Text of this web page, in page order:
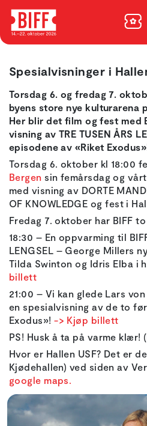
Spesialvisninger i
Torsdag 6. og fredag 7.
byens store nye kulturarena
Her blir det film og fest med
visning av TRE TUSEN ÅRS
episodene av «Riket
Torsdag 6. oktober kl 18:00
Bergen sin femårsdag og
med visning av DORTE
OF KNOWLEDGE og fest i
Fredag 7. oktober har BIFF
18:30 – En oppvarming til
LENGSEL – George Millers
Tilda Swinton og Idris Elba i
billett
21:00 – Vi kan glede Lars
en spesialvisning av de to
Exodus»!-> Kjøp billett
PS! Husk å ta på varme klær!
Hvor er Hallen USF? Det er
Kjødehallen) ved siden av
google maps.